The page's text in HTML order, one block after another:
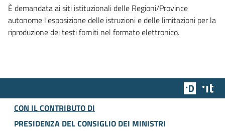
È demandata ai siti istituzionali delle Regioni/Province
autonome l'esposizione delle istruzioni e delle limitazioni per la
riproduzione dei testi forniti nel formato elettronico.
Team
CON IL CONTRIBUTO DI
PRESIDENZA DEL CONSIGLIO DEI MINISTRI